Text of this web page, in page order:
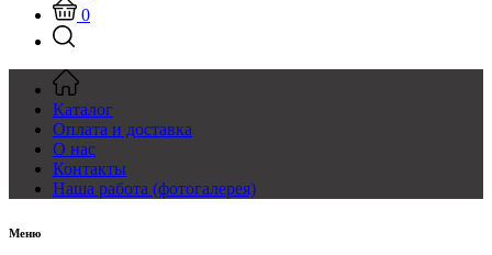
0
Каталог
Оплата и доставка
О нас
Контакты
Наша работа (фотогалерея)
Меню